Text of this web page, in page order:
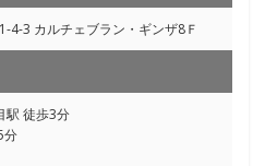
4-3 カルチェブラン・ギンザ8Ｆ
駅 徒歩3分
分